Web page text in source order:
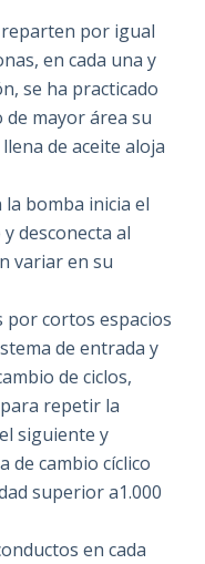
reparten por igual
en cada una y
se ha practicado
mayor área su
de aceite aloja
la bomba inicia el
desconecta al
variar en su
por cortos espacios
de entrada y
de ciclos,
repetir la
siguiente y
de cambio cíclico
superior a1.000
en cada